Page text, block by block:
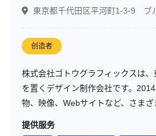
東京都千代田区平河町1-3-9 ブ
创造者
株式会社ゴトウグラフィックスは
を置くデザイン制作会社です。
物、映像、Webサイトなど、さま
ータルクリエイティブを提供してい
提供服务